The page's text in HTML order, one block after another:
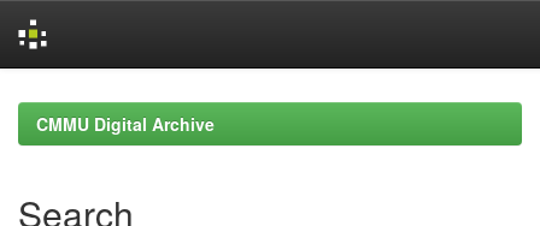
navigationCMMU Digital Archive
Search